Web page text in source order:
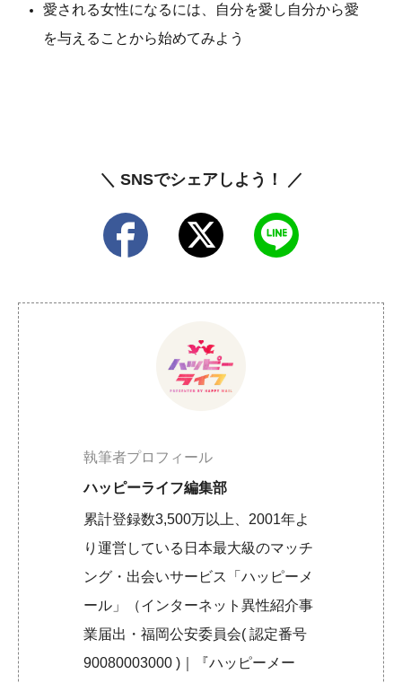
愛される女性になるには、自分を愛し自分から愛
を与えることから始めてみよう
＼ SNSでシェアしよう！ ／
執筆者プロフィール
ハッピーライフ編集部
累計登録数3,500万以上、2001年よ
り運営している日本最大級のマッチ
ング・出会いサービス「ハッピーメ
ール」（インターネット異性紹介事
業届出・福岡公安委員会( 認定番号
90080003000 )｜『ハッピーメー